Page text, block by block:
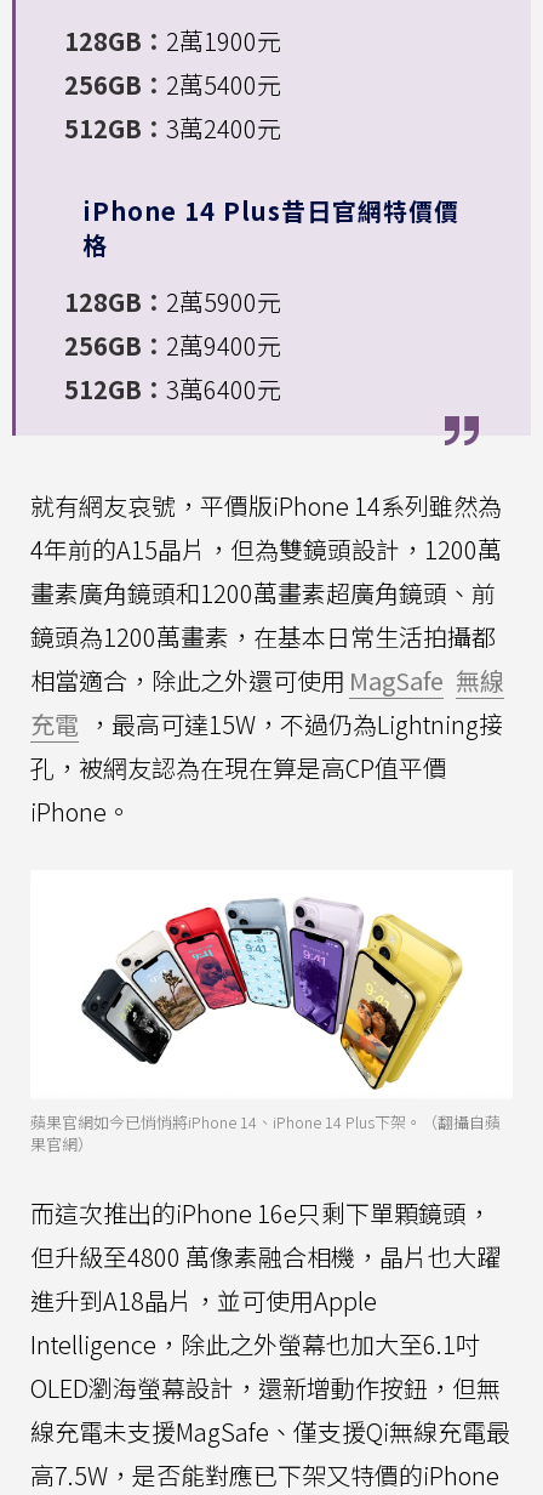
128GB： 2萬1900元
256GB： 2萬5400元
512GB： 3萬2400元
iPhone 14 Plus昔日官網特價價
格
128GB： 2萬5900元
256GB： 2萬9400元
512GB： 3萬6400元
就有網友哀號，平價版iPhone 14系列雖然為
4年前的A15晶片，但為雙鏡頭設計，1200萬
畫素廣角鏡頭和1200萬畫素超廣角鏡頭、前
鏡頭為1200萬畫素，在基本日常生活拍攝都
相當適合，除此之外還可使用 MagSafe 無線
充電 ，最高可達15W，不過仍為Lightning接
孔，被網友認為在現在算是高CP值平價
iPhone。
蘋果官網如今已悄悄將iPhone 14、iPhone 14 Plus下架。（翻攝自蘋
果官網）
而這次推出的iPhone 16e只剩下單顆鏡頭，
但升級至4800 萬像素融合相機，晶片也大躍
進升到A18晶片，並可使用Apple
Intelligence，除此之外螢幕也加大至6.1吋
OLED瀏海螢幕設計，還新增動作按鈕，但無
線充電未支援MagSafe、僅支援Qi無線充電最
高7.5W，是否能對應已下架又特價的iPhone